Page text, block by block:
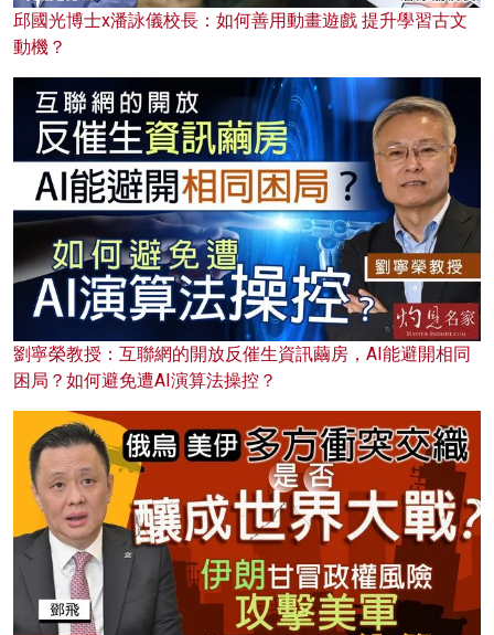
邱國光博士x潘詠儀校長：如何善用動畫遊戲 提升學習古文
動機？
劉寧榮教授：互聯網的開放反催生資訊繭房，AI能避開相同
困局？如何避免遭AI演算法操控？